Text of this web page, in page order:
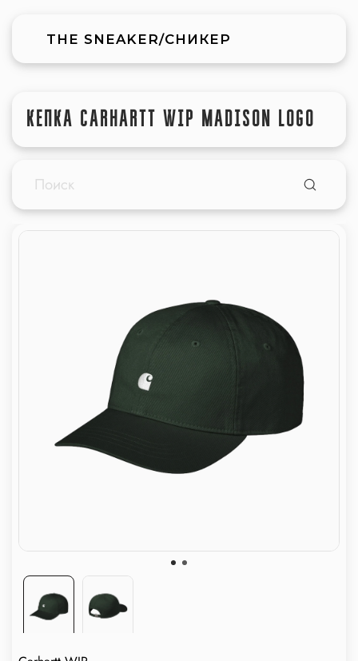
THE SNEAKER/СНИКЕР
КЕПКА CARHARTT WIP MADISON LOGO